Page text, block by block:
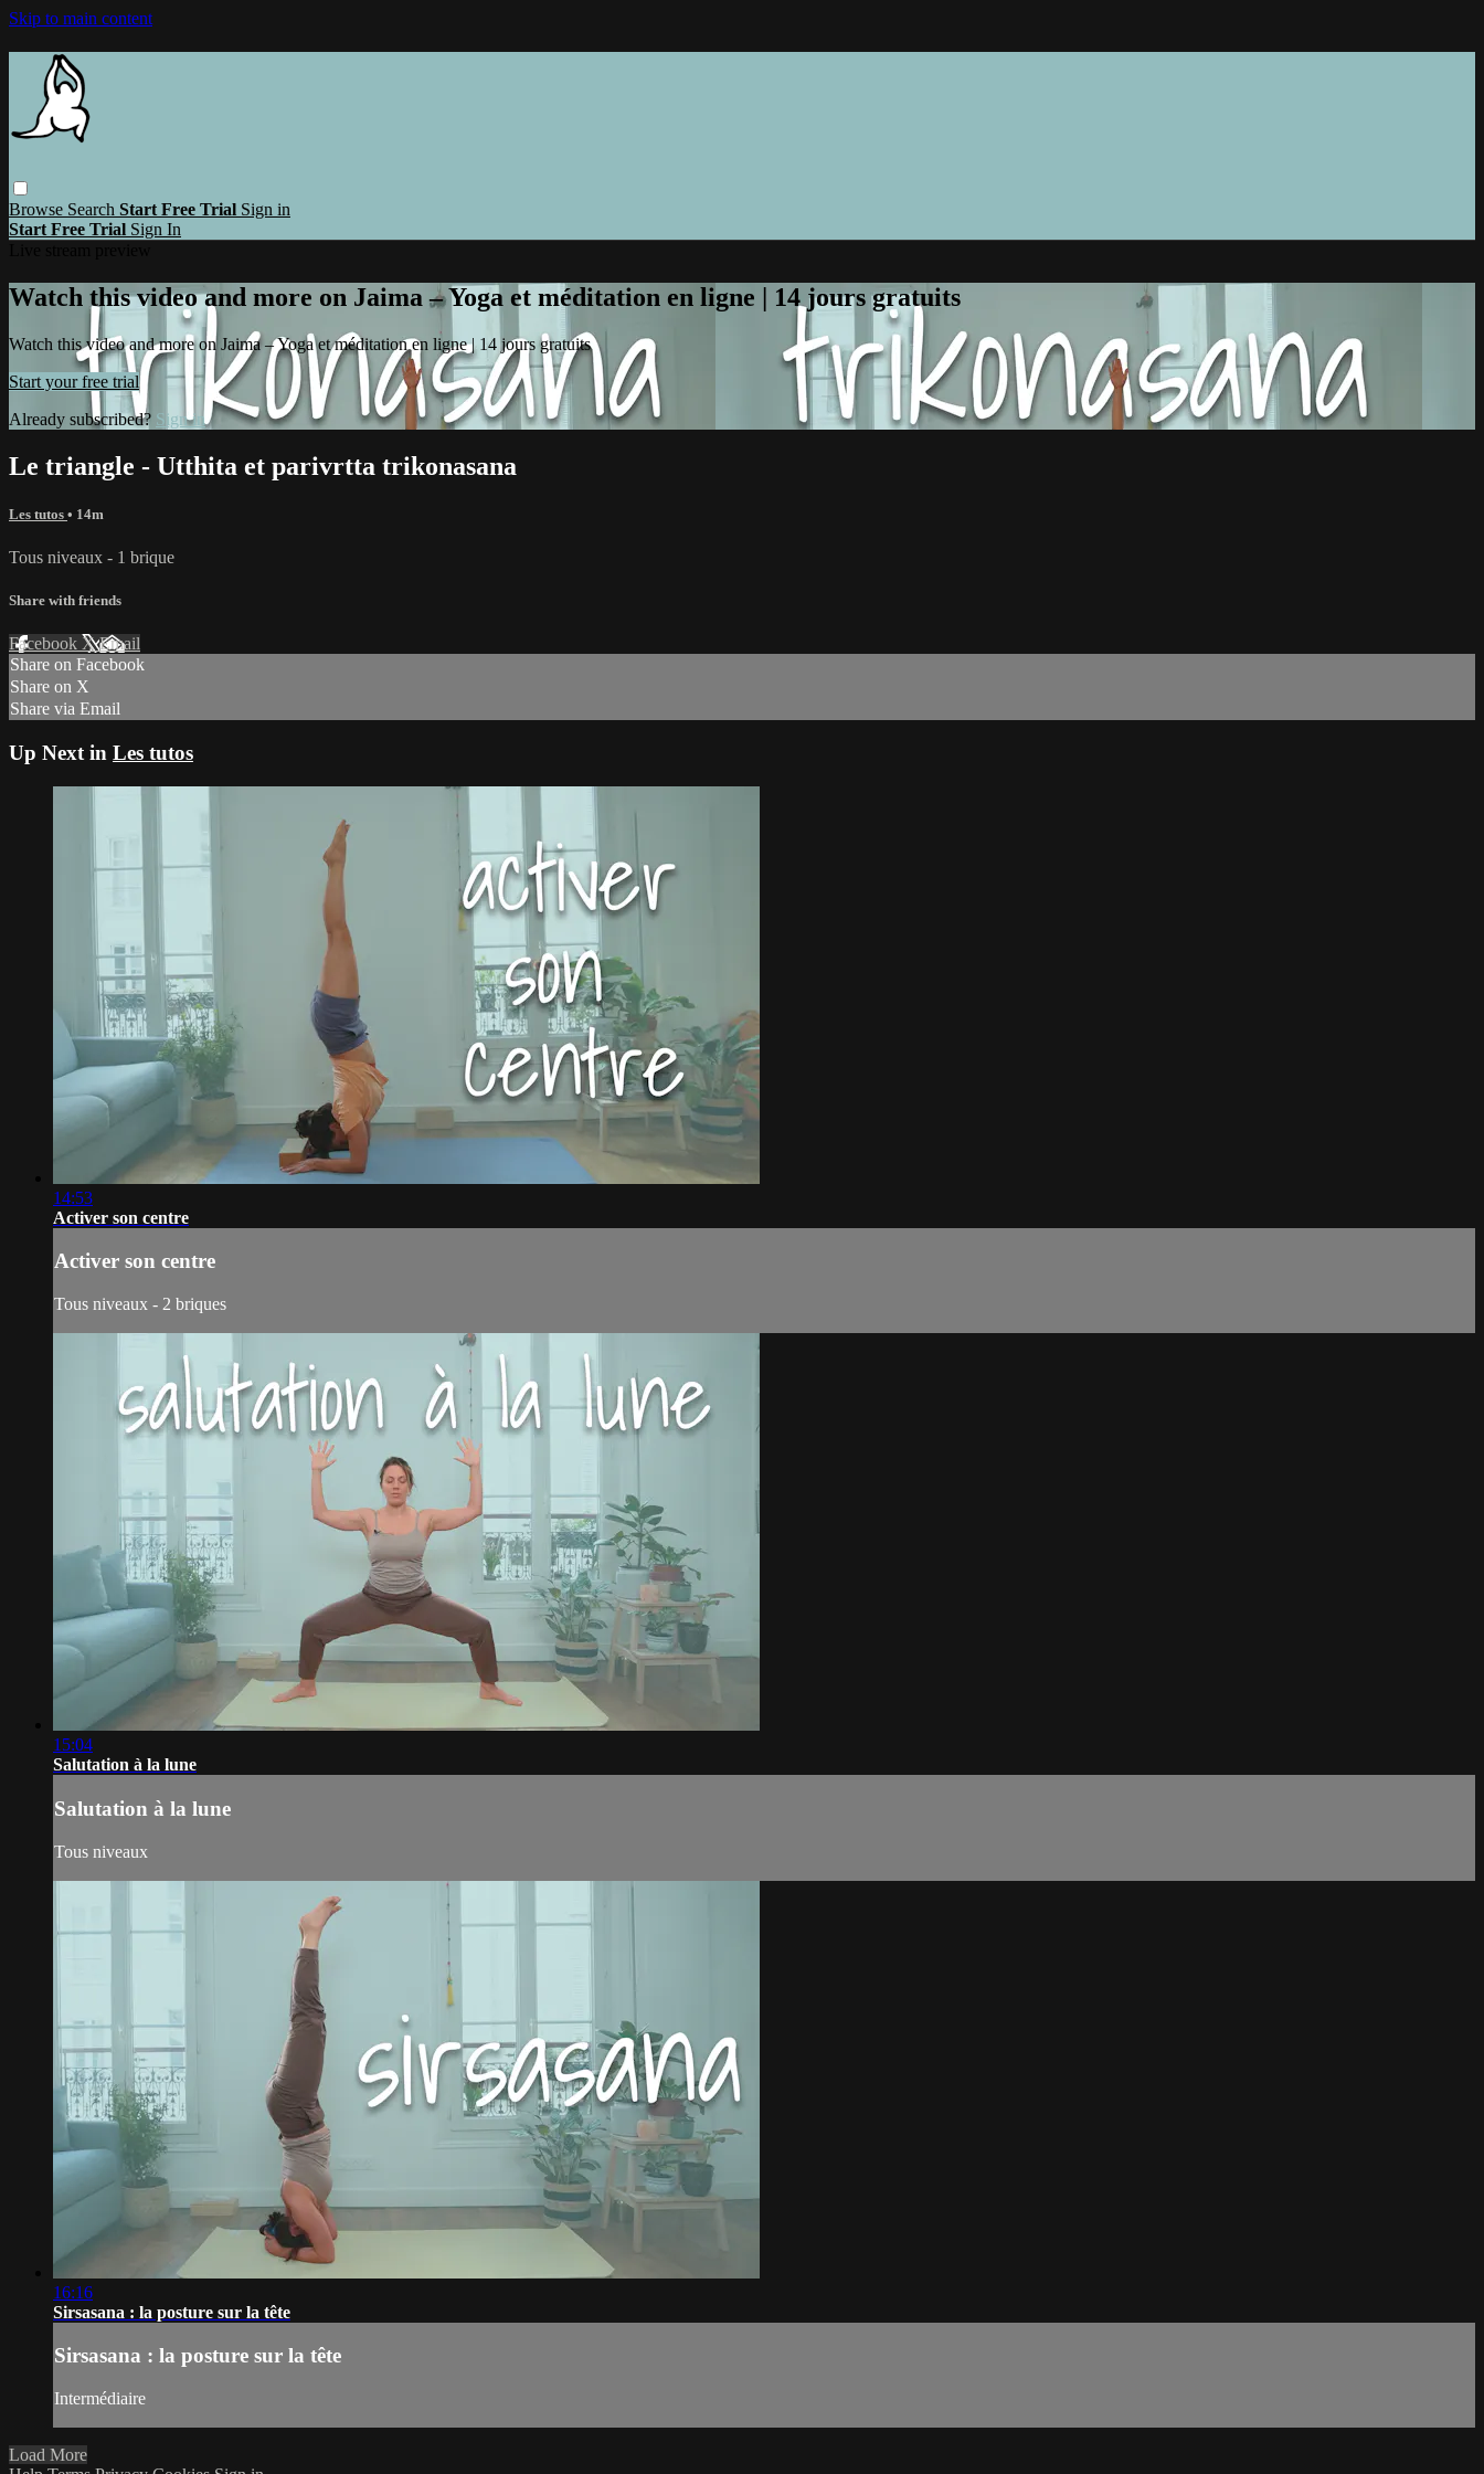
Skip to main content
Browse Search Start Free Trial Sign in
Start Free Trial Sign In
Watch this video and more on Jaima – Yoga et méditation en ligne | 14 jours gratuits
Watch this video and more on Jaima – Yoga et méditation en ligne | 14 jours gratuits
Start your free trial
Already subscribed? Sign in
Le triangle - Utthita et parivrtta trikonasana
Les tutos • 14m
Tous niveaux - 1 brique
Share with friends
Facebook XEmail
Share on Facebook
Share on X
Share via Email
Up Next in Les tutos
14:53
Activer son centre
Activer son centre
Tous niveaux - 2 briques
15:04
Salutation à la lune
Salutation à la lune
Tous niveaux
16:16
Sirsasana : la posture sur la tête
Sirsasana : la posture sur la tête
Intermédiaire
Load More